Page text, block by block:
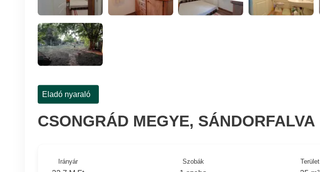
Eladó nyaraló
CSONGRÁD MEGYE, SÁNDORFALVA
Irányár Szobák Terület